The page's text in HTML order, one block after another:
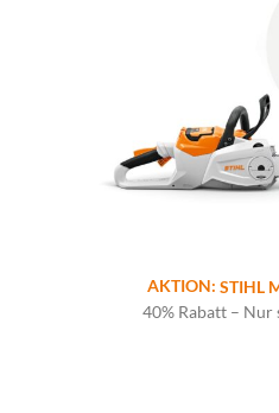
AKTION: STIHL
40% Rabatt – Nur